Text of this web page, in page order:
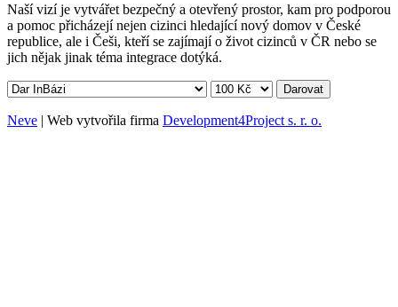
Naší vizí je vytvářet bezpečný a otevřený prostor, kam pro podporou
a pomoc přicházejí nejen cizinci hledající nový domov v České
republice, ale i Češi, kteří se zajímají o život cizinců v ČR nebo se
jich nějak jinak téma integrace dotýká.
Darovat
Neve | Web vytvořila firma Development4Project s. r. o.